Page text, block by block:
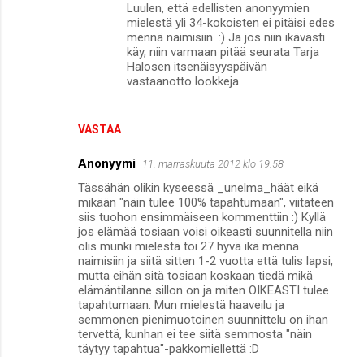
VASTAA
Luulen, että edellisten anonyymien
mielestä yli 34-kokoisten ei pitäisi edes
mennä naimisiin. :) Ja jos niin ikävästi
käy, niin varmaan pitää seurata Tarja
Halosen itsenäisyyspäivän
vastaanotto lookkeja.
Anonyymi 11. marraskuuta 2012 klo 19.58
Tässähän olikin kyseessä _unelma_häät eikä
mikään "näin tulee 100% tapahtumaan", viitateen
siis tuohon ensimmäiseen kommenttiin :) Kyllä
jos elämää tosiaan voisi oikeasti suunnitella niin
olis munki mielestä toi 27 hyvä ikä mennä
naimisiin ja siitä sitten 1-2 vuotta että tulis lapsi,
mutta eihän sitä tosiaan koskaan tiedä mikä
elämäntilanne sillon on ja miten OIKEASTI tulee
tapahtumaan. Mun mielestä haaveilu ja
semmonen pienimuotoinen suunnittelu on ihan
tervettä, kunhan ei tee siitä semmosta "näin
täytyy tapahtua"-pakkomiellettä :D